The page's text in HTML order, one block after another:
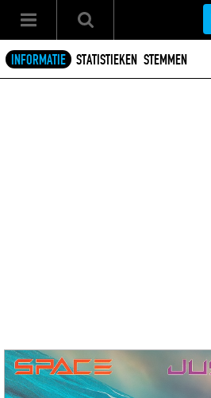
INFORMATIE STATISTIEKEN STEMMEN